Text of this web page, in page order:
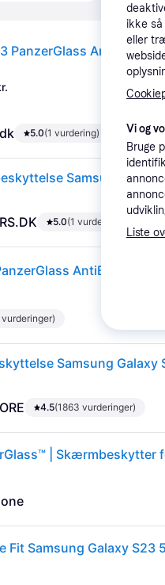
5.0(1 vurdering)
5.0(1 vurdering)
vurderinger)
Samsung Galaxy
4.5(1863 vurderinger)
ikke
eller
Vi og
Bruge
Liste